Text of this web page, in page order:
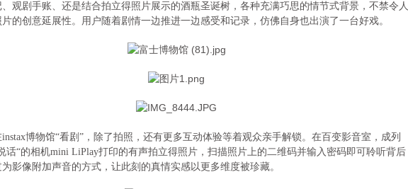
观剧手账、还是结合拍立得照片展示的酒瓶圣诞树，各种充满巧思的情节式背景，不禁令人
的创意延展性。用户随着剧情一边推进一边感受和记录，仿佛自身也出演了一台好戏。
博物馆“看剧”，除了拍照，还有更多互动体验等着观众亲手解锁。在百变影音室，成列
话“的相机mini LiPlay打印的有声拍立得照片，扫描照片上的二维码并输入密码即可聆听背后
影像附加声音的方式，让此刻的真情实感以更多维度被珍藏。